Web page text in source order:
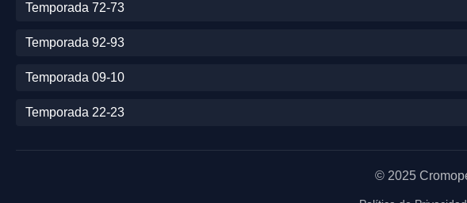
Temporada 72-73
Temporada 92-93
Temporada 09-10
Temporada 22-23
© 2025